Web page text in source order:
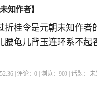
知作者】
折桂令是元朝未知作
儿背玉连环系不起
| 评论：0 | 浏览：909 | 话题： 未